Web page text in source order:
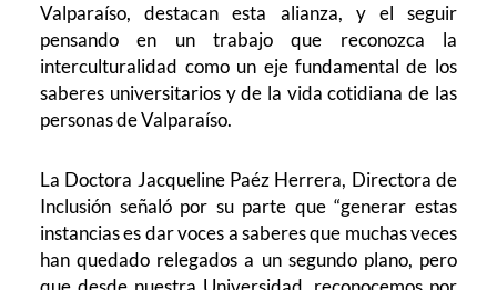
Valparaíso, destacan esta alianza, y el seguir
pensando en un trabajo que reconozca la
interculturalidad como un eje fundamental de los
saberes universitarios y de la vida cotidiana de las
personas de Valparaíso.
La Doctora Jacqueline Paéz Herrera, Directora de
Inclusión señaló por su parte que “generar estas
instancias es dar voces a saberes que muchas veces
han quedado relegados a un segundo plano, pero